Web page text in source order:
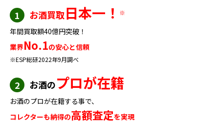
1 お酒買取日本一！ ※
年間買取額40億円突破！
業界No.1の安心と信頼
※ESP総研2022年9月調べ
2 お酒のプロが在籍
お酒のプロが在籍する事で、
コレクターも納得の高額査定を実現